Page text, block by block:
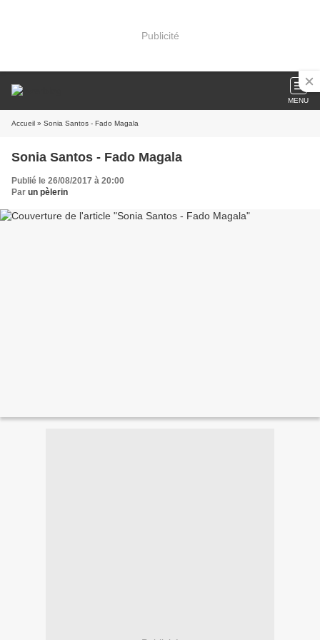
Publicité
MENU
Accueil » Sonia Santos - Fado Magala
Sonia Santos - Fado Magala
Publié le 26/08/2017 à 20:00
Par un pèlerin